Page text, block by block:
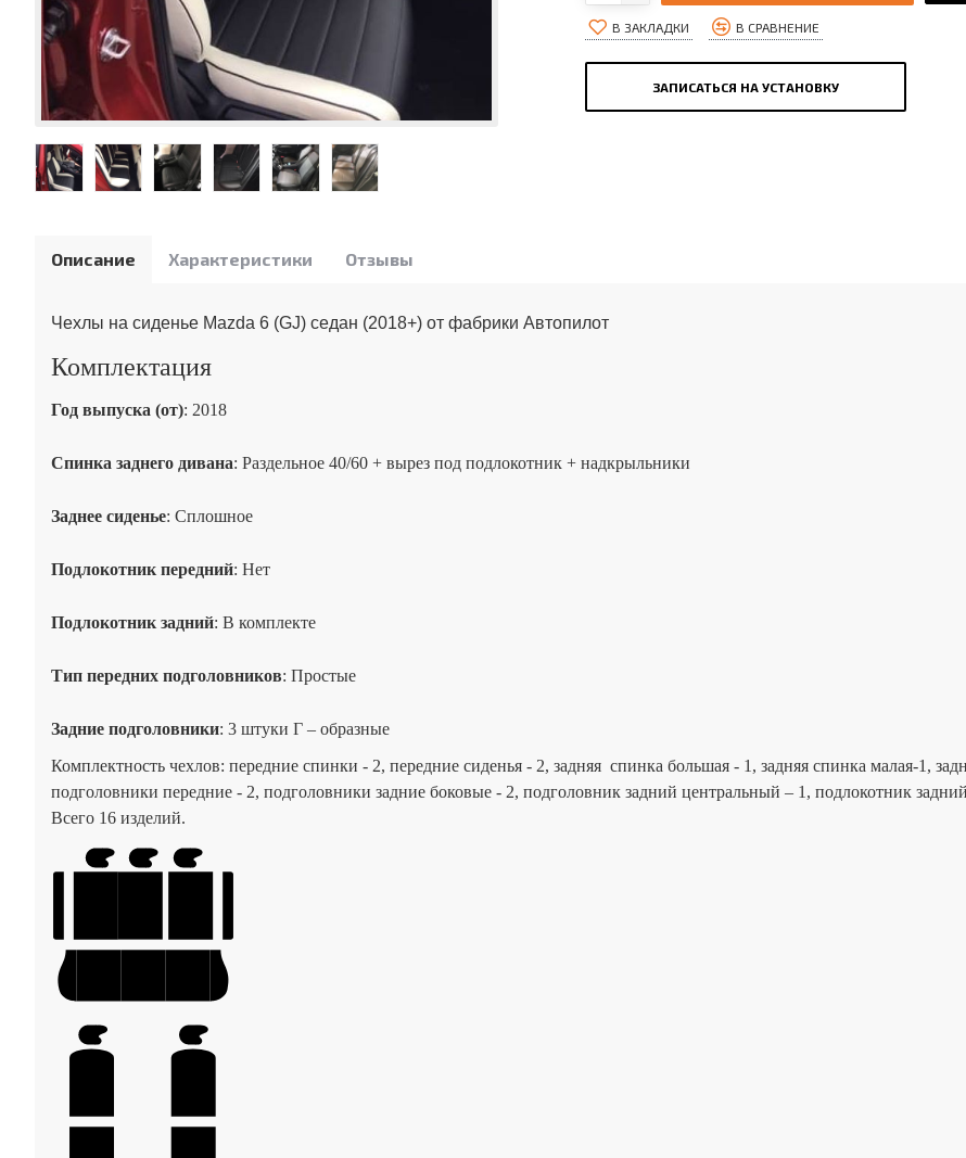
В ЗАКЛАДКИ В СРАВНЕНИЕ
ЗАПИСАТЬСЯ НА УСТАНОВКУ
Описание Характеристики Отзывы
Чехлы на сиденье Mazda 6 (GJ) седан (2018+) от фабрики Автопилот
Комплектация
Год выпуска (от): 2018
Спинка заднего дивана: Раздельное 40/60 + вырез под подлокотник + надкрыльники
Заднее сиденье: Сплошное
Подлокотник передний: Нет
Подлокотник задний: В комплекте
Тип передних подголовников: Простые
Задние подголовники: 3 штуки Г – образные
Комплектность чехлов: передние спинки - 2, передние сиденья - 2, задняя спинка большая - 1, задняя спинка малая-1,
подголовники передние - 2, подголовники задние боковые - 2, подголовник задний центральный – 1, подлокотник
Всего 16 изделий.